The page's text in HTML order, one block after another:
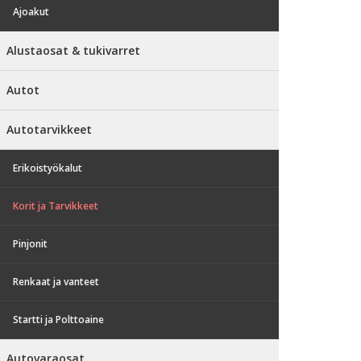
Ajoakut
Alustaosat & tukivarret
Autot
Autotarvikkeet
Erikoistyökalut
Korit ja Tarvikkeet
Pinjonit
Renkaat ja vanteet
Startti ja Polttoaine